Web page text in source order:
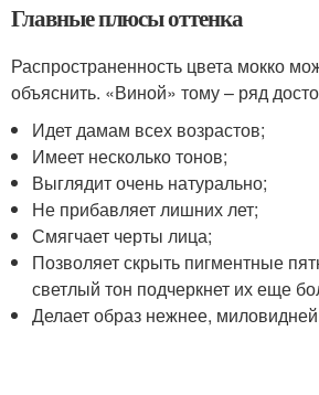
Главные плюсы оттенка
Распространенность цвета мокко
объяснить. «Виной» тому – ряд
Идет дамам всех возрастов;
Имеет несколько тонов;
Выглядит очень натурально;
Не прибавляет лишних лет;
Смягчает черты лица;
Позволяет скрыть пигментные
светлый тон подчеркнет их еще
Делает образ нежнее,